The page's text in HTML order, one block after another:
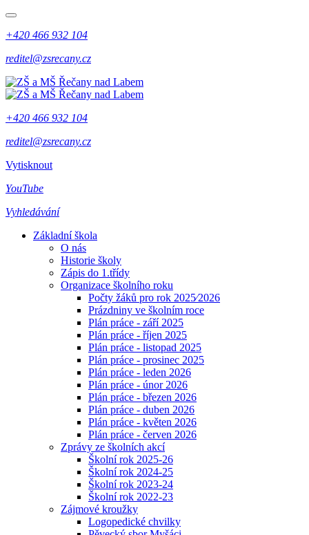
+420 466 932 104
reditel@zsrecany.cz
+420 466 932 104
reditel@zsrecany.cz
Vytisknout
YouTube
Vyhledávání
Základní škola
O nás
Historie školy
Zápis do 1.třídy
Organizace školního roku
Počty žáků pro rok 2025⁄2026
Prázdniny ve školním roce
Plán práce - září 2025
Plán práce - říjen 2025
Plán práce - listopad 2025
Plán práce - prosinec 2025
Plán práce - leden 2026
Plán práce - únor 2026
Plán práce - březen 2026
Plán práce - duben 2026
Plán práce - květen 2026
Plán práce - červen 2026
Zprávy ze školních akcí
Školní rok 2025-26
Školní rok 2024-25
Školní rok 2023-24
Školní rok 2022-23
Zájmové kroužky
Logopedické chvilky